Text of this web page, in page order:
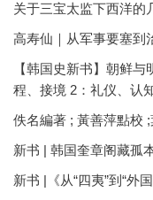
关于三宝太监下西洋的
高寿仙｜从军事要塞到
【韩国史新书】朝鲜
程、接境 2：礼仪、认
佚名編著 ; 黃善萍點校
新书 | 韩国奎章阁藏孤
新书 |《从“四夷”到“外